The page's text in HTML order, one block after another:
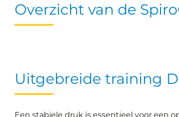
Overzicht van de
Uitgebreide training
Een stabiele druk is essentieel voor een